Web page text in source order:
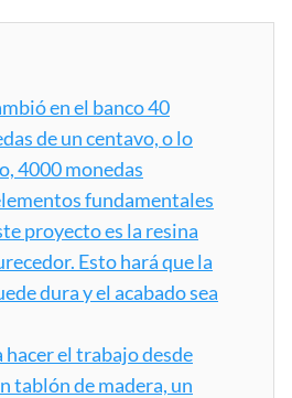
en el banco 40
de un centavo, o lo
4000 monedas
fundamentales
proyecto es la resina
Esto hará que la
dura y el acabado sea
el trabajo desde
tablón de madera, un